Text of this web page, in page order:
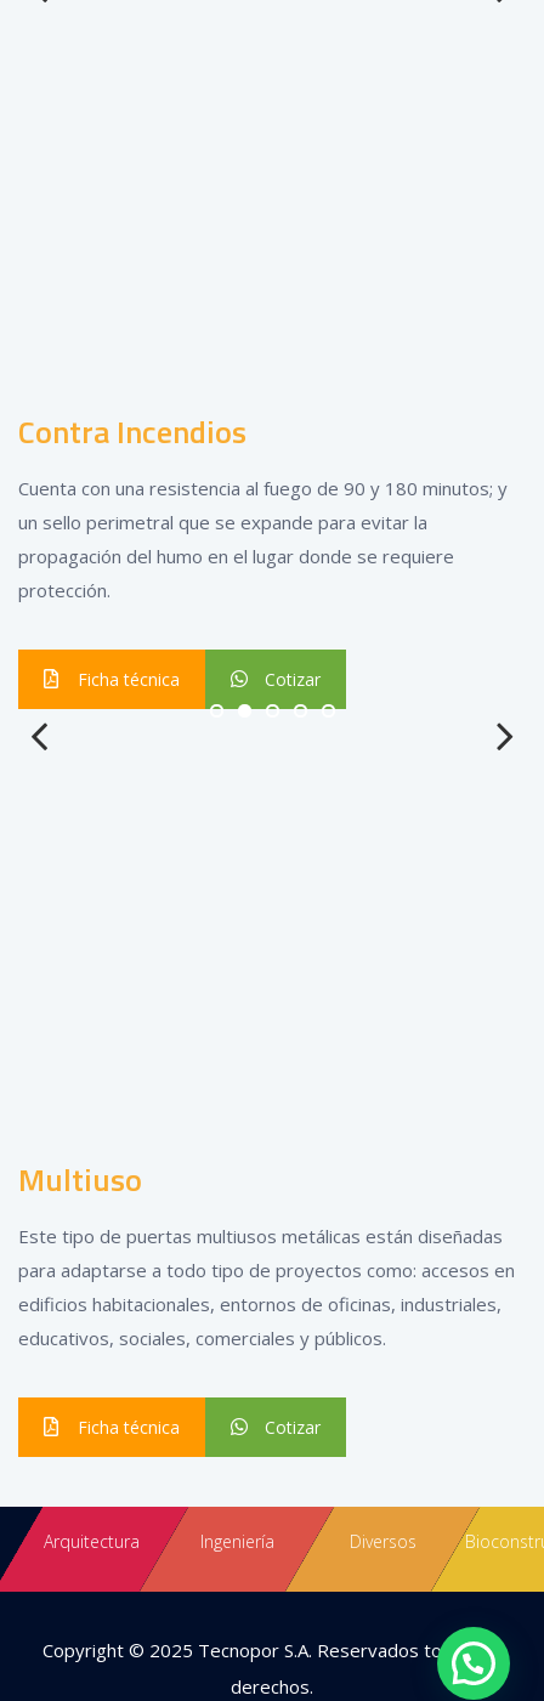
Contra Incendios
Cuenta con una resistencia al fuego de 90 y 180 minutos; y
un sello perimetral que se expande para evitar la
propagación del humo en el lugar donde se requiere
protección.
Ficha técnica Cotizar
Multiuso
Este tipo de puertas multiusos metálicas están diseñadas
para adaptarse a todo tipo de proyectos como: accesos en
edificios habitacionales, entornos de oficinas, industriales,
educativos, sociales, comerciales y públicos.
Ficha técnica Cotizar
Arquitectura Ingeniería Diversos
Copyright © 2025 Tecnopor S.A. Reservados todos los
derechos.